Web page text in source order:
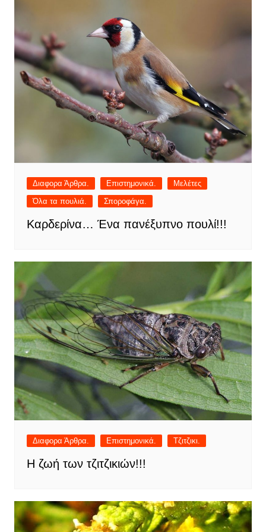
Διαφορα Άρθρα. Επιστημονικά.
Μελέτες
Όλα τα πουλιά.
Σποροφάγα.
Καρδερίνα… Ένα πανέξυπνο πουλί!!!
Διαφορα Άρθρα. Επιστημονικά. Τζιτζικι.
Η ζωή των τζιτζικιών!!!